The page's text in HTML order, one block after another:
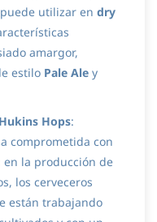
utilizar en dry
amargor,
estilo Pale Ale y
Hops:
comprometida con
en la producción de
los cerveceros
están trabajando